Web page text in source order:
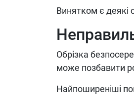
Винятком є деякі
Обрізка
може позбавити
Найпоширеніші